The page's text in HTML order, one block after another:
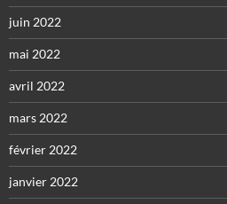
juin 2022
mai 2022
avril 2022
mars 2022
février 2022
janvier 2022